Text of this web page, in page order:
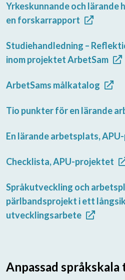
Yrkeskunnande och lärande
en forskarrapport
Studiehandledning –
inom projektet ArbetSam
ArbetSams målkatalog
Tio punkter för en lärande
En lärande arbetsplats,
Checklista, APU-projektet
Språkutveckling och
pärlbandsprojekt i ett
utvecklingsarbete
Anpassad